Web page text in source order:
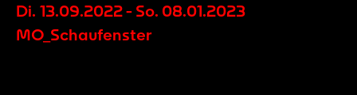
Di. 13.09.2022- So. 08.01.2023
MO_Schaufenster